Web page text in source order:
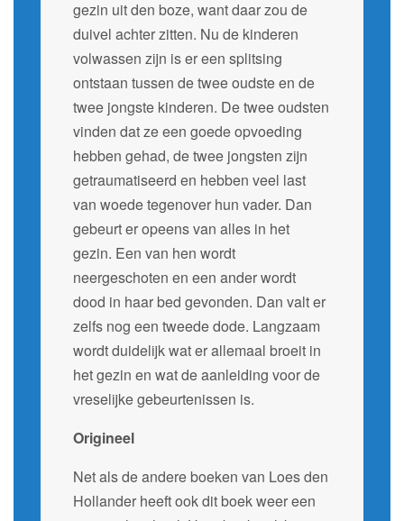
gezin uit den boze, want daar zou de
duivel achter zitten. Nu de kinderen
volwassen zijn is er een splitsing
ontstaan tussen de twee oudste en de
twee jongste kinderen. De twee oudsten
vinden dat ze een goede opvoeding
hebben gehad, de twee jongsten zijn
getraumatiseerd en hebben veel last
van woede tegenover hun vader. Dan
gebeurt er opeens van alles in het
gezin. Een van hen wordt
neergeschoten en een ander wordt
dood in haar bed gevonden. Dan valt er
zelfs nog een tweede dode. Langzaam
wordt duidelijk wat er allemaal broeit in
het gezin en wat de aanleiding voor de
vreselijke gebeurtenissen is.
Origineel
Net als de andere boeken van Loes den
Hollander heeft ook dit boek weer een